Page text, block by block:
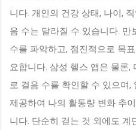
니다. 개인의 건강 상태, 나이,
음 수는 달라질 수 있습니다.
수를 파악하고, 점진적으로 목
요합니다. 삼성 헬스 앱은 물론,
로 걸음 수를 확인할 수 있으며,
제공하여 나의 활동량 변화 추
니다. 단순히 걷는 것 외에도